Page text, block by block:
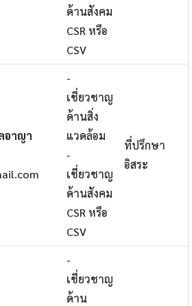
ด้านสังคม
CSR หรือ
CSV
อาญา
-
เชี่ยวชาญ
ด้านสิ่ง
แวดล้อม
-
เชี่ยวชาญ
ด้านสังคม
CSR หรือ
CSV
ที่ปรึกษา
อิสระ
-
เชี่ยวชาญ
ด้าน